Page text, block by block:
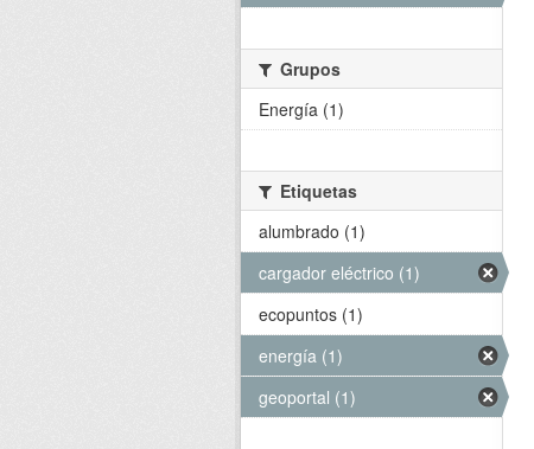
Grupos
Energía (1)
Etiquetas
alumbrado (1)
cargador eléctrico (1)
ecopuntos (1)
energía (1)
geoportal (1)